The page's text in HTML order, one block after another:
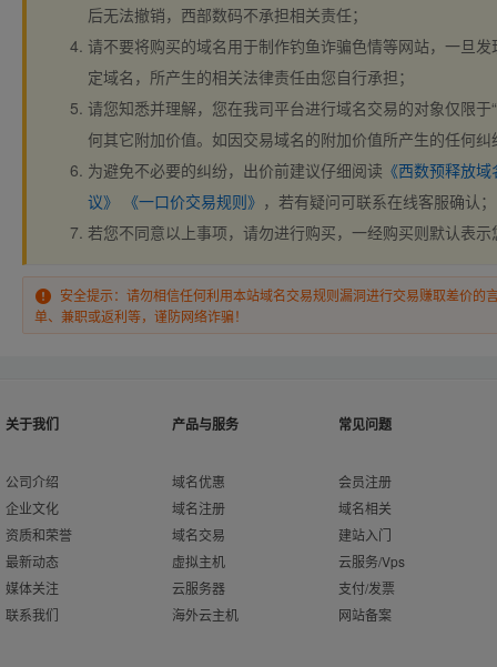
后无法撤销，西部数码不承担相关责任；
请不要将购买的域名用于制作钓鱼诈骗色情等网站，一旦
定域名，所产生的相关法律责任由您自行承担；
请您知悉并理解，您在我司平台进行域名交易的对象仅限于
何其它附加价值。如因交易域名的附加价值所产生的任何
为避免不必要的纠纷，出价前建议仔细阅读 《西数预释放
议》
《一口价交易规则》 ，若有疑问可联系在线客服确认；
若您不同意以上事项，请勿进行购买，一经购买则默认表
安全提示：请勿相信任何利用本站域名交易规则漏洞进行交易赚取差价的
单、兼职或返利等，谨防网络诈骗！
关于我们
公司介绍
企业文化
资质和荣誉
最新动态
媒体关注
联系我们
产品与服务
域名优惠
域名注册
域名交易
虚拟主机
云服务器
海外云主机
常见问题
会员注册
域名相关
建站入门
云服务/Vps
支付/发票
网站备案